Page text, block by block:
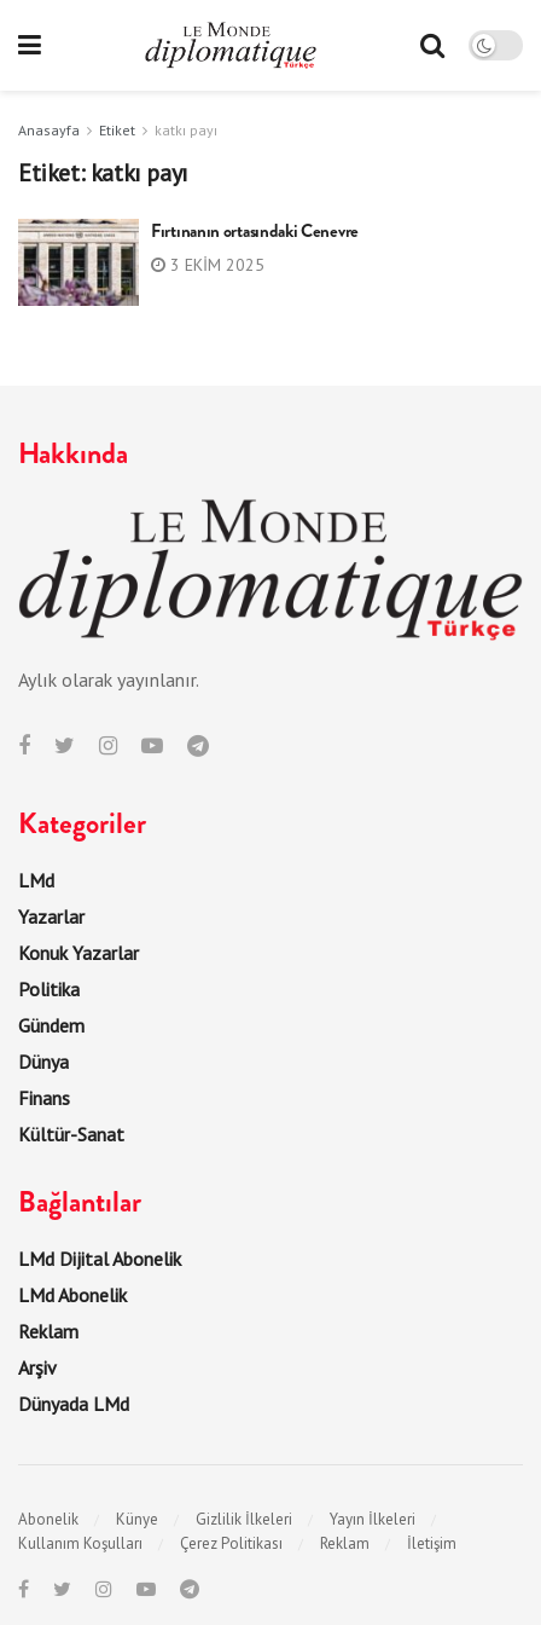
Anasayfa Etiket katkı payı
Etiket: katkı payı
Fırtınanın ortasındaki Cenevre
3 EKIM 2025
Hakkında
Aylık olarak yayınlanır.
Kategoriler
LMd
Yazarlar
Konuk Yazarlar
Politika
Gündem
Dünya
Finans
Kültür-Sanat
Bağlantılar
LMd Dijital Abonelik
LMd Abonelik
Reklam
Arşiv
Dünyada LMd
Abonelik Künye Gizlilik İlkeleri
Yayın İlkeleri
Kullanım Koşulları
Çerez Politikası Reklam İletişim